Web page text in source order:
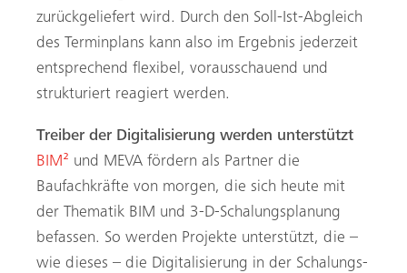
zurückgeliefert wird. Durch den Soll-Ist-Abgleich
des Terminplans kann also im Ergebnis jederzeit
entsprechend flexibel, vorausschauend und
strukturiert reagiert werden.
Treiber der Digitalisierung werden unterstützt
BIM² und MEVA fördern als Partner die
Baufachkräfte von morgen, die sich heute mit
der Thematik BIM und 3-D-Schalungsplanung
befassen. So werden Projekte unterstützt, die –
wie dieses – die Digitalisierung in der Schalungs-